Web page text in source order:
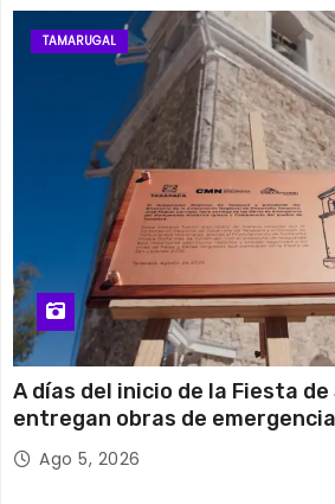
TAMARUGAL
A días del inicio de la Fiesta de
entregan obras de
su histórico campanario
Ago 5, 2026